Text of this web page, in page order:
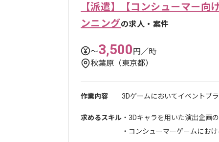
【派遣】【コンシューマー
ンニングの求人・案件
〜3,500円／時
秋葉原（東京都）
作業内容 3Dゲームにおいてイベントプ
求めるスキル ・3Dキャラを用いた演出企画
・コンシューマーゲームにお